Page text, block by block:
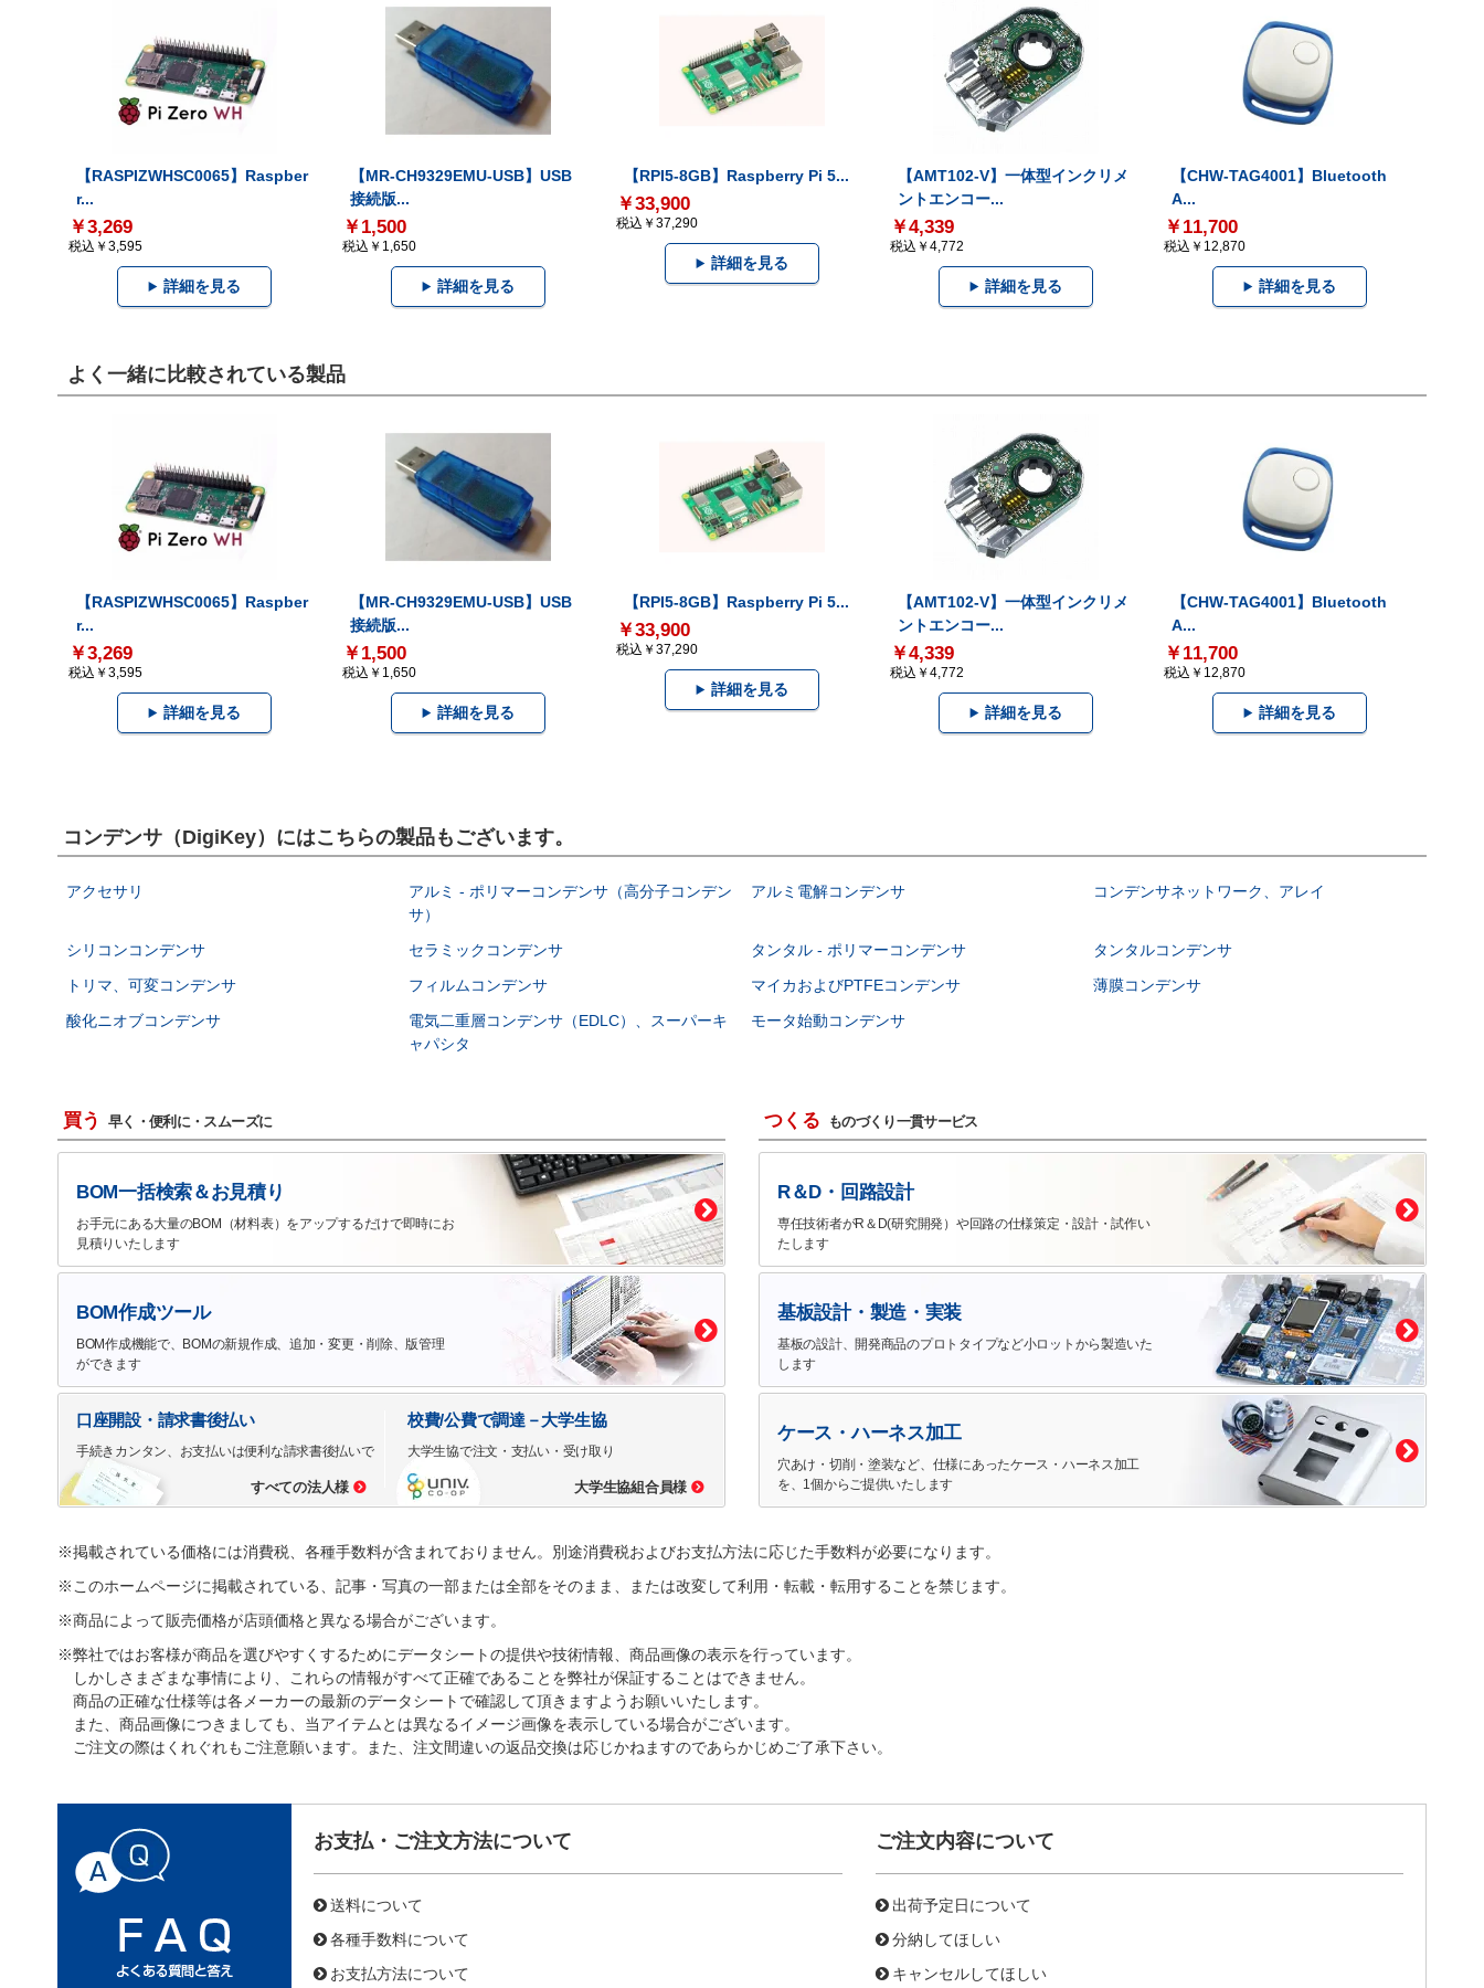
【RASPIZWHSC0065】Raspber
r...
￥3,269
税込￥3,595
詳細を見る
【MR-CH9329EMU-USB】USB
接続版...
￥1,500
税込￥1,650
詳細を見る
【RPI5-8GB】Raspberry Pi 5...
￥33,900
税込￥37,290
詳細を見る
【AMT102-V】一体型インクリメ
ントエンコー...
￥4,339
税込￥4,772
詳細を見る
【CHW-TAG4001】Bluetooth
A...
￥11,700
税込￥12,870
詳細を見る
よく一緒に比較されている製品
【RASPIZWHSC0065】Raspber
r...
￥3,269
税込￥3,595
詳細を見る
【MR-CH9329EMU-USB】USB
接続版...
￥1,500
税込￥1,650
詳細を見る
【RPI5-8GB】Raspberry Pi 5...
￥33,900
税込￥37,290
詳細を見る
【AMT102-V】一体型インクリメ
ントエンコー...
￥4,339
税込￥4,772
詳細を見る
【CHW-TAG4001】Bluetooth
A...
￥11,700
税込￥12,870
詳細を見る
コンデンサ（DigiKey）にはこちらの製品もございます。
アクセサリ
アルミ - ポリマーコンデンサ（高分子コンデン
サ）
アルミ電解コンデンサ コンデンサネットワーク、アレイ
シリコンコンデンサ セラミックコンデンサ タンタル - ポリマーコンデンサ
タンタルコンデンサ
トリマ、可変コンデンサ
フィルムコンデンサ マイカおよびPTFEコンデンサ
薄膜コンデンサ
酸化ニオブコンデンサ
電気二重層コンデンサ（EDLC）、スーパーキ
ャパシタ
モータ始動コンデンサ
買う 早く・便利に・スムーズに
BOM一括検索＆お見積り
お手元にある大量のBOM（材料表）をアップするだけで即時にお
見積りいたします
BOM作成ツール
BOM作成機能で、BOMの新規作成、追加・変更・削除、版管理
ができます
口座開設・請求書後払い
手続きカンタン、お支払いは便利な請求書後払いで
すべての法人様
校費/公費で調達－大学生協
大学生協で注文・支払い・受け取り
大学生協組合員様
つくる ものづくり一貫サービス
R＆D・回路設計
専任技術者がR＆D(研究開発）や回路の仕様策定・設計・試作い
たします
基板設計・製造・実装
基板の設計、開発商品のプロトタイプなど小ロットから製造いた
します
ケース・ハーネス加工
穴あけ・切削・塗装など、仕様にあったケース・ハーネス加工
を、1個からご提供いたします
※掲載されている価格には消費税、各種手数料が含まれておりません。別途消費税およびお支払方法に応じた手数料が必要になります。
※このホームページに掲載されている、記事・写真の一部または全部をそのまま、または改変して利用・転載・転用することを禁じます。
※商品によって販売価格が店頭価格と異なる場合がございます。
※弊社ではお客様が商品を選びやすくするためにデータシートの提供や技術情報、商品画像の表示を行っています。
しかしさまざまな事情により、これらの情報がすべて正確であることを弊社が保証することはできません。
商品の正確な仕様等は各メーカーの最新のデータシートで確認して頂きますようお願いいたします。
また、商品画像につきましても、当アイテムとは異なるイメージ画像を表示している場合がございます。
ご注文の際はくれぐれもご注意願います。また、注文間違いの返品交換は応じかねますのであらかじめご了承下さい。
お支払・ご注文方法について
送料について
各種手数料について
お支払方法について
ご注文内容について
出荷予定日について
分納してほしい
キャンセルしてほしい